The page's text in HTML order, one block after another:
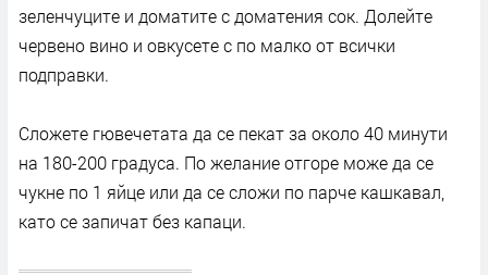
зеленчуците и доматите с доматения сок. Долейте
червено вино и овкусете с по малко от всички
подправки.
Сложете гювечетата да се пекат за около 40 минути
на 180-200 градуса. По желание отгоре може да се
чукне по 1 яйце или да се сложи по парче кашкавал,
като се запичат без капаци.